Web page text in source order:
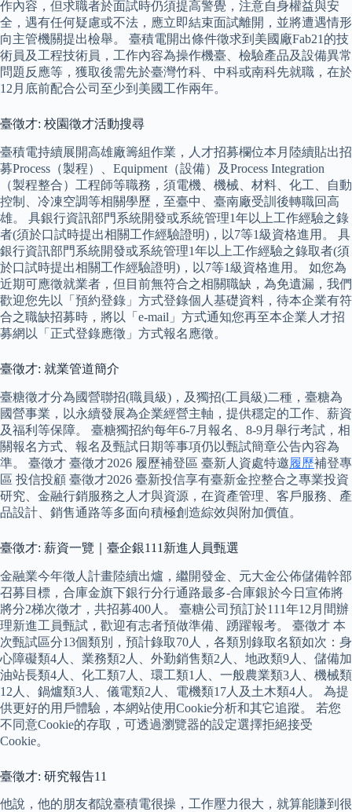
作內容，但求職者於面試時仍須提高警覺，注意自身權益與安
全，遇有任何疑慮或不法，應立即結束面試離開，並將遭遇情形
向主管機關提出檢舉。 臺積電開出條件徵求到美國廠Fab21的技
術員及工程技術員，工作內容為操作機臺、檢驗產品及設備異常
問題反應等，獲取後需先於臺灣竹科、中科或南科先就職，在於
12月底前配合公司至少到美國工作兩年。
臺徵才: 校園徵才活動搜尋
臺積電持續展開高雄廠籌組作業，人才招募欄位本月陸續貼出招
募Process（製程）、Equipment（設備）及Process Integration
（製程整合）工程師等職務，須電機、機械、材料、化工、自動
控制、冷凍空調等相關學歷，至臺中、臺南廠受訓後轉職回高
雄。 具銀行資訊部門系統開發或系統管理1年以上工作經驗之錄
者(須於口試時提出相關工作經驗證明)，以7等1級資格進用。 具
銀行資訊部門系統開發或系統管理1年以上工作經驗之錄取者(須
於口試時提出相關工作經驗證明)，以7等1級資格進用。 如您為
近期可應徵就業者，但目前無符合之相關職缺，為免遺漏，我們
歡迎您先以「預約登錄」方式登錄個人基礎資料，待本企業有符
合之職缺招募時，將以「e-mail」方式通知您再至本企業人才招
募網以「正式登錄應徵」方式報名應徵。
臺徵才: 就業管道簡介
臺糖徵才分為國營聯招(職員級)，及獨招(工員級)二種，臺糖為
國營事業，以永續發展為企業經營主軸，提供穩定的工作、薪資
及福利等保障。 臺糖獨招約每年6-7月報名、8-9月舉行考試，相
關報名方式、報名及甄試日期等事項仍以甄試簡章公告內容為
準。 臺徵才 臺徵才2026 履歷補登區 臺新人資處特邀履歷補登專
區 投信投顧 臺徵才2026 臺新投信享有臺新金控整合之專業投資
研究、金融行銷服務之人才與資源，在資產管理、客戶服務、產
品設計、銷售通路等多面向積極創造綜效與附加價值。
臺徵才: 薪資一覽｜臺企銀111新進人員甄選
金融業今年徵人計畫陸續出爐，繼開發金、元大金公佈儲備幹部
召募目標，合庫金旗下銀行分行通路最多-合庫銀於今日宣佈將
將分2梯次徵才，共招募400人。 臺糖公司預訂於111年12月間辦
理新進工員甄試，歡迎有志者預做準備、踴躍報考。 臺徵才 本
次甄試區分13個類別，預計錄取70人，各類別錄取名額如次：身
心障礙類4人、業務類2人、外勤銷售類2人、地政類9人、儲備加
油站長類4人、化工類7人、環工類1人、一般農業類3人、機械類
12人、鍋爐類3人、儀電類2人、電機類17人及土木類4人。 為提
供更好的用戶體驗，本網站使用Cookie分析和其它追蹤。 若您
不同意Cookie的存取，可透過瀏覽器的設定選擇拒絕接受
Cookie。
臺徵才: 研究報告11
他說，他的朋友都說臺積電很操，工作壓力很大，就算能賺到很